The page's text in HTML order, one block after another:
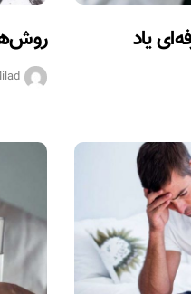
یاد